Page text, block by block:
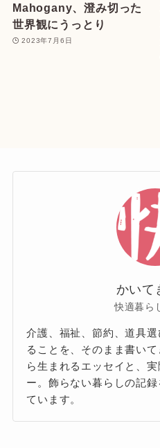
Mahogany、澄み切った
世界観にうっとり
2023年7月6日
かいて
快適暮ら
介護、福祉、節約、道具
ることを、そのまま書い
ら生まれるエッセイと、
ー。飾らない暮らしの記
ています。